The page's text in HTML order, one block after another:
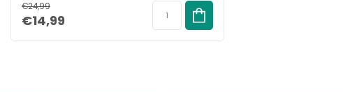
€24,99
€14,99